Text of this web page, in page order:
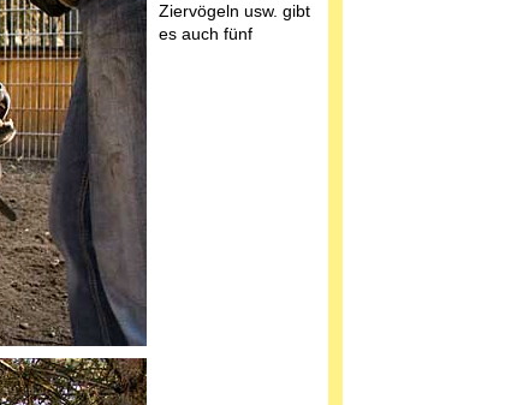
Ziervögeln usw. gibt
es auch fünf